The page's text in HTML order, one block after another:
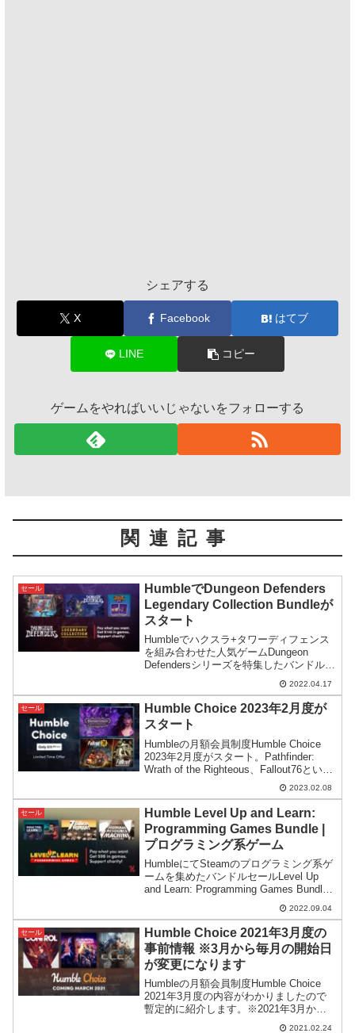
シェアする
X Facebook はてブ
LINE コピー
ゲームをやればいいじゃないをフォローする
関連記事
セール
HumbleでDungeon Defenders
Legendary Collection Bundleが
スタート
Humbleでハクスラ+タワーディフェンス
を組み合わせた人気ゲームDungeon
Defendersシリーズを特集したバンドルセ
ールDungeon Defenders Legendary
Collection Bundleがスタート。
2022.04.17
セール
Humble Choice 2023年2月度が
スタート
Humbleの月額会員制度Humble Choice
2023年2月度がスタート。Pathfinder:
Wrath of the Righteous、Fallout76といっ
た長時間遊べるゲームが含まれており、
2023.02.08
セール
Humble Level Up and Learn:
Programming Games Bundle |
プログラミング系ゲーム
HumbleにてSteamのプログラミング系ゲ
ームを集めたバンドルセールLevel Up
and Learn: Programming Games Bundle
が開催。ゲームジャンルとしてはパズル
ゲーム成分が多めになっています。
2022.09.04
セール
Humble Choice 2021年3月度の
事前情報 ※3月から毎月の開始日
が変更になります
Humbleの月額会員制度Humble Choice
2021年3月度の内容がわかりましたので
暫定的に紹介します。※2021年3月から
毎月の開始日が早まりますのでご注意く
2021.02.24